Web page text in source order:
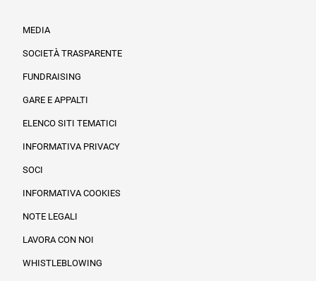
MEDIA
SOCIETÀ TRASPARENTE
FUNDRAISING
GARE E APPALTI
ELENCO SITI TEMATICI
INFORMATIVA PRIVACY
SOCI
INFORMATIVA COOKIES
NOTE LEGALI
LAVORA CON NOI
WHISTLEBLOWING